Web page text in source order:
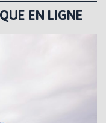
EN LIGNE